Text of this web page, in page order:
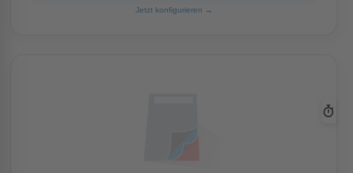
Jetzt konfigurieren →